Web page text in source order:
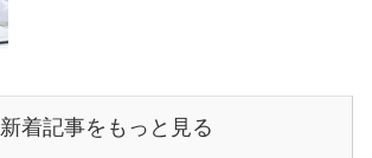
新着記事をもっと見る